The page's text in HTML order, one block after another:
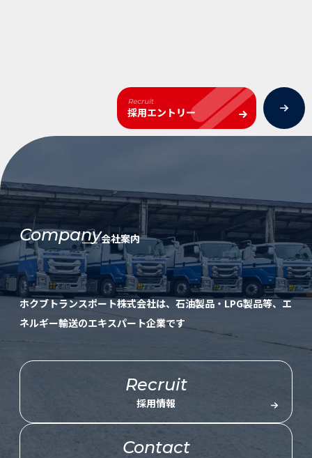
Company会社案内
ホクブトランスポート株式会社は、石油製品・LPG製品等、エ
ネルギー輸送のエキスパート企業です
Recruit
採用情報
Contact